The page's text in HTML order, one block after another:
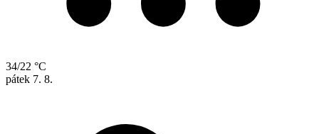
34/22 °C
pátek 7. 8.